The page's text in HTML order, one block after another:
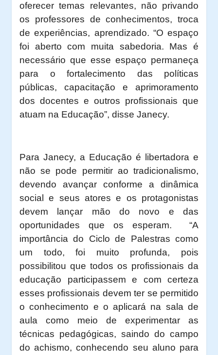
oferecer temas relevantes, não privando
os professores de conhecimentos, troca
de experiências, aprendizado. “O espaço
foi aberto com muita sabedoria. Mas é
necessário que esse espaço permaneça
para o fortalecimento das políticas
públicas, capacitação e aprimoramento
dos docentes e outros profissionais que
atuam na Educação”, disse Janecy.
Para Janecy, a Educação é libertadora e
não se pode permitir ao tradicionalismo,
devendo avançar conforme a dinâmica
social e seus atores e os protagonistas
devem lançar mão do novo e das
oportunidades que os esperam. “A
importância do Ciclo de Palestras como
um todo, foi muito profunda, pois
possibilitou que todos os profissionais da
educação participassem e com certeza
esses profissionais devem ter se permitido
o conhecimento e o aplicará na sala de
aula como meio de experimentar as
técnicas pedagógicas, saindo do campo
do achismo, conhecendo seu aluno para